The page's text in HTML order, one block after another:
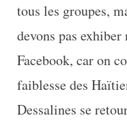
tous les groupes,
devons pas
Facebook, car on
faiblesse des
Dessalines se